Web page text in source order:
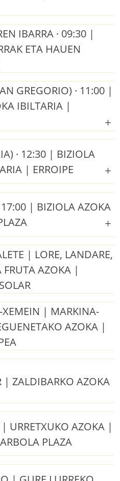
IBARRA · 09:30 |
ETA HAUEN
GREGORIO) · 11:00 |
IBILTARIA |
· 12:30 | BIZIOLA
| ERROIPE
17:00 | BIZIOLA AZOKA
| LORE, LANDARE,
FRUTA AZOKA |
XEMEIN | MARKINA-
AZOKA |
| ZALDIBARKO AZOKA
| URRETXUKO AZOKA |
PLAZA